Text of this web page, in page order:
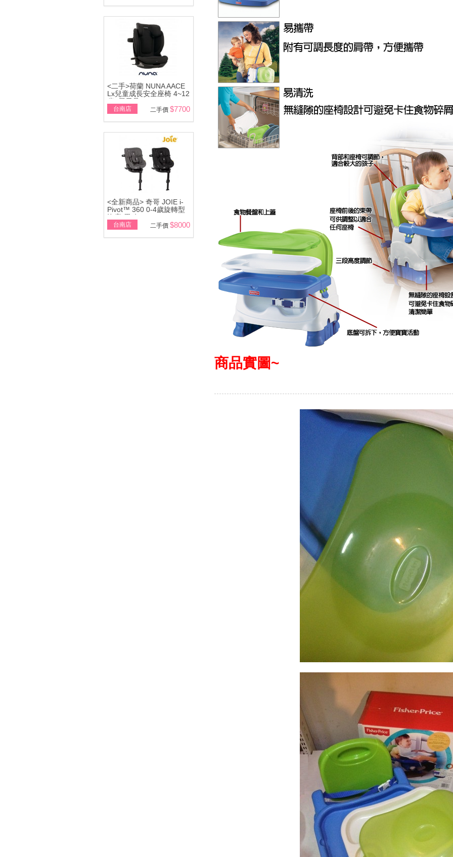
<二手>荷蘭 NUNA AACE
Lx兒童成長安全座椅 4~12
歲~展示品
台南店 二手價 $7700
<全新商品> 奇哥 JOIE i-
Pivot™ 360 0-4歲旋轉型
汽座(黑/灰)
台南店 二手價 $8000
商品實圖~